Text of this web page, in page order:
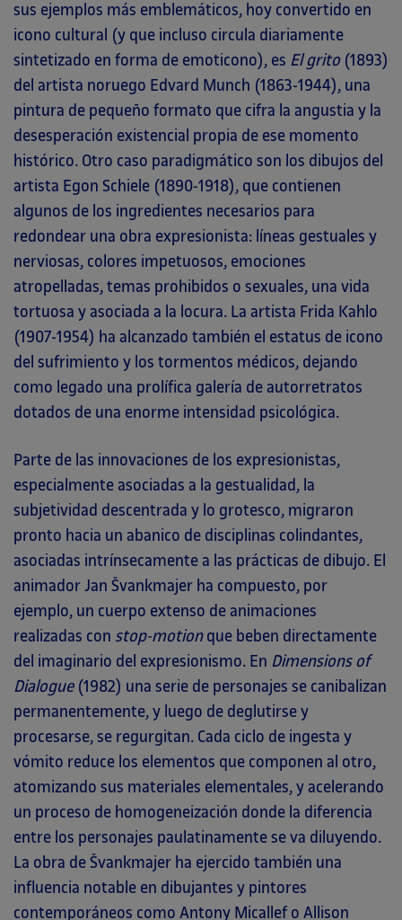
sus ejemplos más emblemáticos, hoy convertido en
icono cultural (y que incluso circula diariamente
sintetizado en forma de emoticono), es El grito (1893)
del artista noruego Edvard Munch (1863-1944), una
pintura de pequeño formato que cifra la angustia y la
desesperación existencial propia de ese momento
histórico. Otro caso paradigmático son los dibujos del
artista Egon Schiele (1890-1918), que contienen
algunos de los ingredientes necesarios para
redondear una obra expresionista: líneas gestuales y
nerviosas, colores impetuosos, emociones
atropelladas, temas prohibidos o sexuales, una vida
tortuosa y asociada a la locura. La artista Frida Kahlo
(1907-1954) ha alcanzado también el estatus de icono
del sufrimiento y los tormentos médicos, dejando
como legado una prolífica galería de autorretratos
dotados de una enorme intensidad psicológica.
Parte de las innovaciones de los expresionistas,
especialmente asociadas a la gestualidad, la
subjetividad descentrada y lo grotesco, migraron
pronto hacia un abanico de disciplinas colindantes,
asociadas intrínsecamente a las prácticas de dibujo. El
animador Jan Švankmajer ha compuesto, por
ejemplo, un cuerpo extenso de animaciones
realizadas con stop-motionque beben directamente
del imaginario del expresionismo. En Dimensions of
Dialogue (1982) una serie de personajes se canibalizan
permanentemente, y luego de deglutirse y
procesarse, se regurgitan. Cada ciclo de ingesta y
vómito reduce los elementos que componen al otro,
atomizando sus materiales elementales, y acelerando
un proceso de homogeneización donde la diferencia
entre los personajes paulatinamente se va diluyendo.
La obra de Švankmajer ha ejercido también una
influencia notable en dibujantes y pintores
contemporáneos como Antony Micallef o Allison